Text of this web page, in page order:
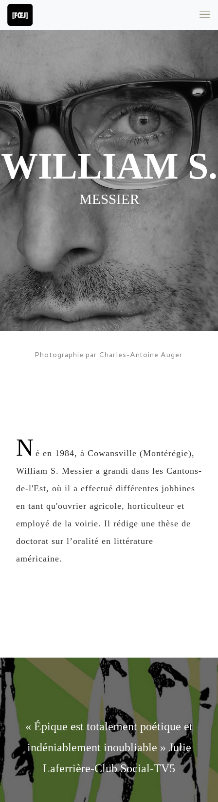
WILLIAM S.
MESSIER
Photographie par Charles-Antoine Auger
N é en 1984, à Cowansville (Montérégie),
William S. Messier a grandi dans les Cantons-
de-l'Est, où il a effectué différentes jobbines
en tant qu'ouvrier agricole, horticulteur et
employé de la voirie. Il rédige une thèse de
doctorat sur l’oralité en littérature
américaine.
« Épique est totalement poétique et
indéniablement inoubliable » Julie
Laferrière-Club Social-TV5